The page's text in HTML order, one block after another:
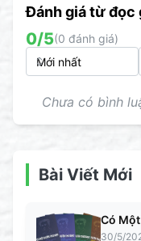
Đánh giá từ đọc
0/5(0 đánh giá)
Chưa có bình
Bài Viết Mới
Có
30/5/